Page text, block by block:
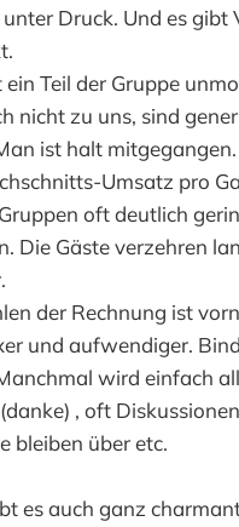
Druck. Und es gibt
ein Teil der Gruppe
nicht zu uns, sind
ist halt mitgegangen.
Umsatz pro
oft deutlich
Die Gäste verzehren
der Rechnung ist
und aufwendiger.
wird einfach
, oft
bleiben über etc.
es auch ganz